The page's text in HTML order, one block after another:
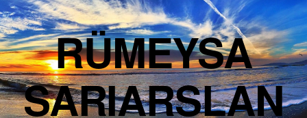
RÜMEYSA
SARIARSLAN